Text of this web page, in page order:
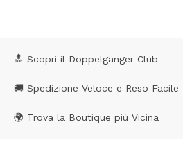
🔝 Scopri il Doppelgänger Club
🚚 Spedizione Veloce e Reso Facile
🌍 Trova la Boutique più Vicina